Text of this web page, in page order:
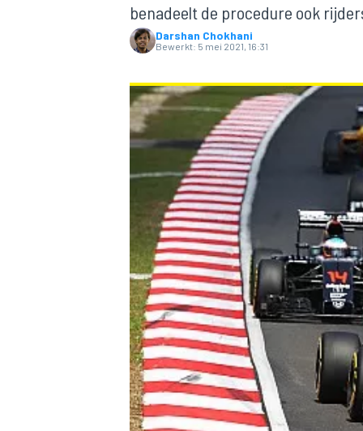
MOTOGP
INDYCAR
benadeelt de procedure ook
Darshan Chokhani
Bewerkt: 5 mei 2021, 16:31